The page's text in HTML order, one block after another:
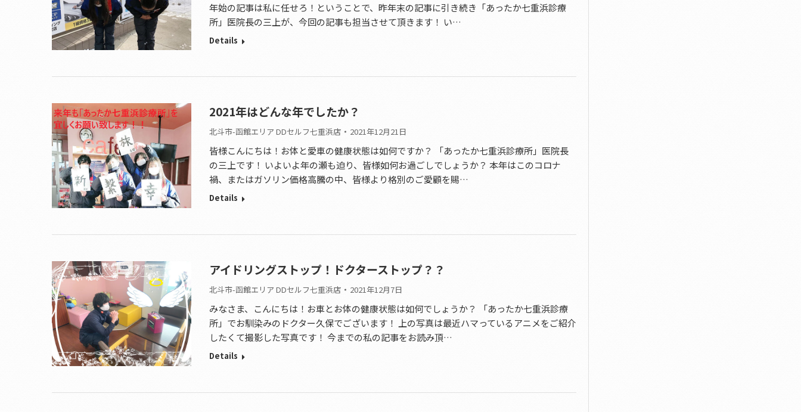
年始の記事は私に任せろ！ということで、昨年末の記事に引き続き「あったか七重浜診療
所」医院長の三上が、今回の記事も担当させて頂きます！ い…
Details
2021年はどんな年でしたか？
北斗市-函館エリア DDセルフ七重浜店 2021年12月21日
皆様こんにちは！お体と愛車の健康状態は如何ですか？ 「あったか七重浜診療所」医院長
の三上です！ いよいよ年の瀬も迫り、皆様如何お過ごしでしょうか？ 本年はこのコロナ
禍、またはガソリン価格高騰の中、皆様より格別のご愛顧を賜…
Details
アイドリングストップ！ドクターストップ？？
北斗市-函館エリア DDセルフ七重浜店 2021年12月7日
みなさま、こんにちは！お車とお体の健康状態は如何でしょうか？ 「あったか七重浜診療
所」でお馴染みのドクター久保でございます！ 上の写真は最近ハマっているアニメをご紹介
したくて撮影した写真です！ 今までの私の記事をお読み頂…
Details